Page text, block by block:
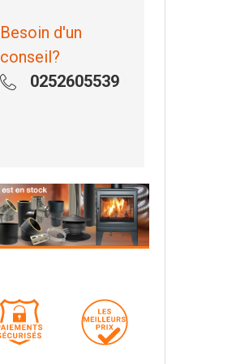
Besoin d'un
conseil?
0252605539